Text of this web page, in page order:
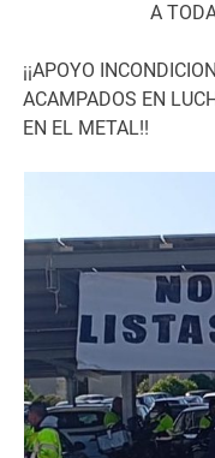
A
¡¡APOYO
ACAMPADOS EN
EN EL METAL!!